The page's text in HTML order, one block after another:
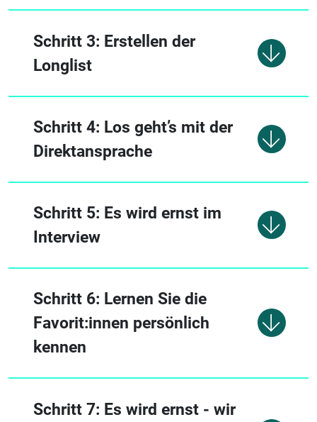
Schritt 3: Erstellen der
Longlist
Schritt 4: Los geht’s mit der
Direktansprache
Schritt 5: Es wird ernst im
Interview
Schritt 6: Lernen Sie die
Favorit:innen persönlich
kennen
Schritt 7: Es wird ernst - wir